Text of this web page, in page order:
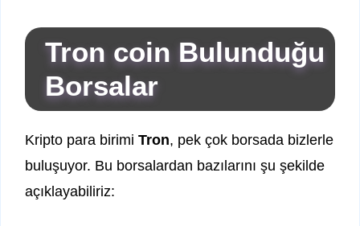
Tron coin Bulunduğu
Borsalar
Kripto para birimi Tron, pek çok borsada bizlerle
buluşuyor. Bu borsalardan bazılarını şu şekilde
açıklayabiliriz: